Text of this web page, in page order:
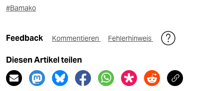
#Bamako
Feedback Kommentieren Fehlerhinweis
Diesen Artikel teilen